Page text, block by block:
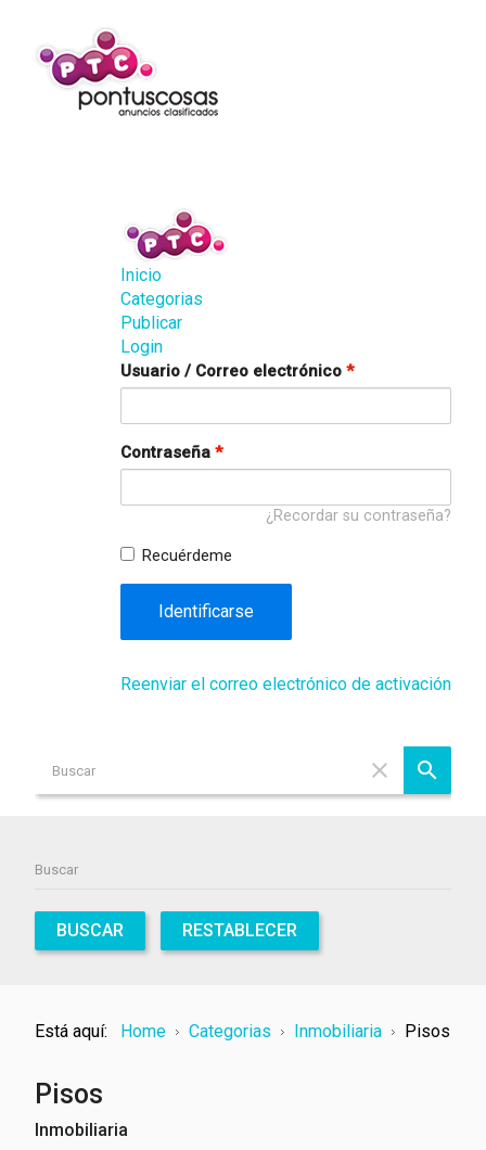
Inicio
Categorias
Publicar
Login
Usuario / Correo electrónico *
Contraseña *
¿Recordar su contraseña?
Recuérdeme
Identificarse
Reenviar el correo electrónico de activación
BUSCAR RESTABLECER
Está aquí: Home Categorias Inmobiliaria Pisos
Pisos
Inmobiliaria